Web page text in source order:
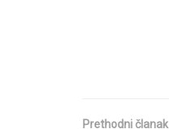
Prethodni članak